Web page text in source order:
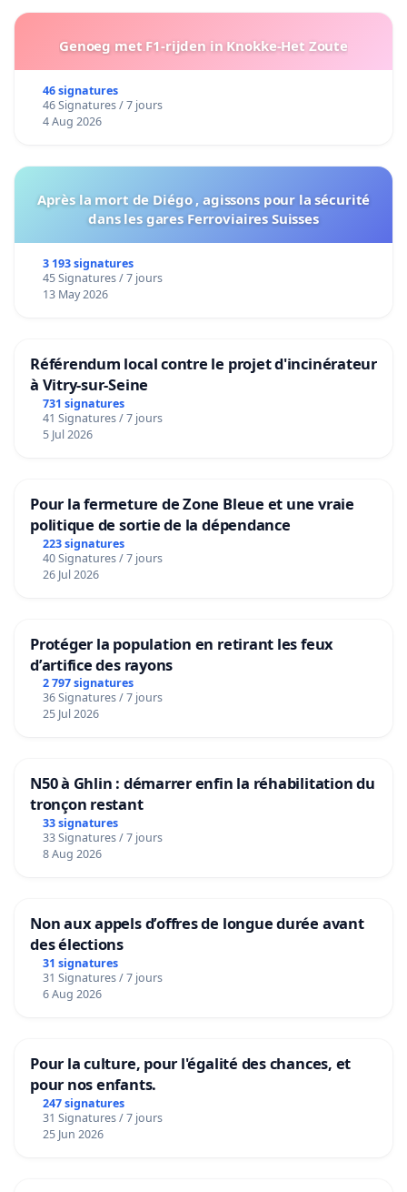
Genoeg met F1-rijden in Knokke-Het Zoute
46 signatures
46 Signatures / 7 jours
4 Aug 2026
Après la mort de Diégo , agissons pour la sécurité
dans les gares Ferroviaires Suisses
3 193 signatures
45 Signatures / 7 jours
13 May 2026
Référendum local contre le projet d'incinérateur
à Vitry-sur-Seine
731 signatures
41 Signatures / 7 jours
5 Jul 2026
Pour la fermeture de Zone Bleue et une vraie
politique de sortie de la dépendance
223 signatures
40 Signatures / 7 jours
26 Jul 2026
Protéger la population en retirant les feux
d’artifice des rayons
2 797 signatures
36 Signatures / 7 jours
25 Jul 2026
N50 à Ghlin : démarrer enfin la réhabilitation du
tronçon restant
33 signatures
33 Signatures / 7 jours
8 Aug 2026
Non aux appels d’offres de longue durée avant
des élections
31 signatures
31 Signatures / 7 jours
6 Aug 2026
Pour la culture, pour l'égalité des chances, et
pour nos enfants.
247 signatures
31 Signatures / 7 jours
25 Jun 2026